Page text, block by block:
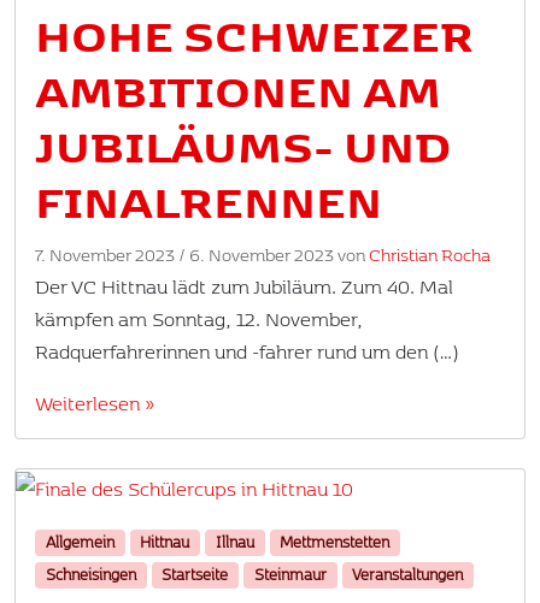
HOHE SCHWEIZER
AMBITIONEN AM
JUBILÄUMS- UND
FINALRENNEN
7. November 2023 / 6. November 2023vonChristian Rocha
Der VC Hittnau lädt zum Jubiläum. Zum 40. Mal
kämpfen am Sonntag, 12. November,
Radquerfahrerinnen und -fahrer rund um den (…)
Weiterlesen »
Allgemein Hittnau Illnau
Mettmenstetten
Schneisingen
Startseite Steinmaur Veranstaltungen